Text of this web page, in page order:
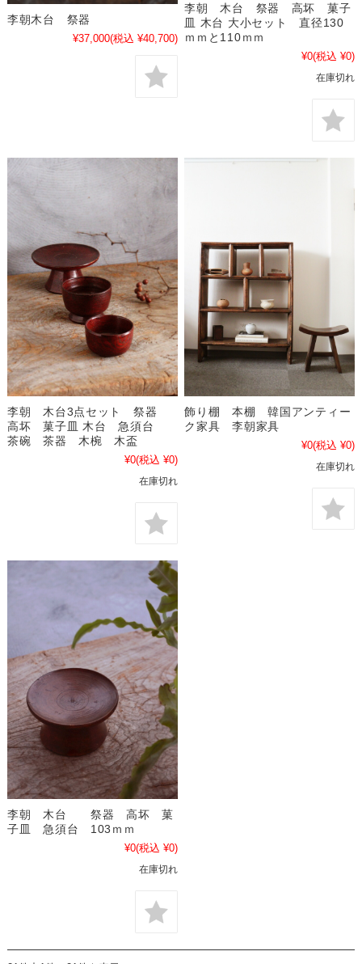
李朝木台 祭器
¥37,000(税込 ¥40,700)
李朝 木台 祭器 高坏 菓子
皿 木台 大小セット 直径130
ｍｍと110ｍｍ
¥0(税込 ¥0)
在庫切れ
李朝 木台3点セット 祭器
高坏 菓子皿 木台 急須台
茶碗 茶器 木椀 木盃
¥0(税込 ¥0)
在庫切れ
飾り棚 本棚 韓国アンティー
ク家具 李朝家具
¥0(税込 ¥0)
在庫切れ
李朝 木台 祭器 高坏 菓
子皿 急須台 103ｍｍ
¥0(税込 ¥0)
在庫切れ